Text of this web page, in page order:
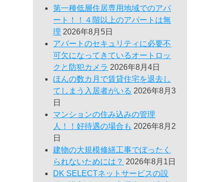
第一種低層住居専用地域でのアパ
ート！！４階以上のアパートは無
理 2026年8月5日
アパートのセキュリティに必要不
可欠になってきているオートロッ
クと防犯カメラ 2026年8月4日
ほんの数カ月で賃貸住宅を退去し
てしまう入居者がいる 2026年8月3
日
マンションの住み込みの管理
人！！好待遇の場合も 2026年8月2
日
建物の大規模修繕工事でぼったく
られないためには？ 2026年8月1日
DK SELECTネットサービスの設